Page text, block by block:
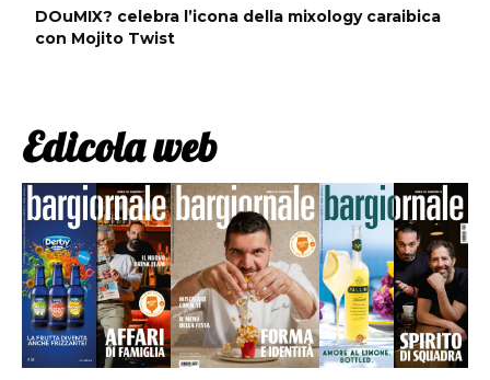
DOuMIX? celebra l’icona della mixology caraibica
con Mojito Twist
Edicola web